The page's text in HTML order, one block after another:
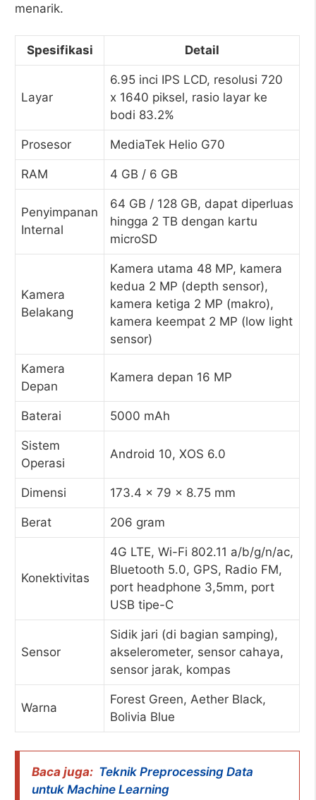
menarik.
Spesifikasi Detail
Layar
6.95 inci IPS LCD, resolusi 720
x 1640 piksel, rasio layar ke
bodi 83.2%
Prosesor MediaTek Helio G70
RAM 4 GB / 6 GB
Penyimpanan
Internal
64 GB / 128 GB, dapat diperluas
hingga 2 TB dengan kartu
microSD
Kamera
Belakang
Kamera utama 48 MP, kamera
kedua 2 MP (depth sensor),
kamera ketiga 2 MP (makro),
kamera keempat 2 MP (low light
sensor)
Kamera
Depan
Kamera depan 16 MP
Baterai 5000 mAh
Sistem
Operasi
Android 10, XOS 6.0
Dimensi 173.4 x 79 x 8.75 mm
Berat 206 gram
Konektivitas
4G LTE, Wi-Fi 802.11 a/b/g/n/ac,
Bluetooth 5.0, GPS, Radio FM,
port headphone 3,5mm, port
USB tipe-C
Sensor
Sidik jari (di bagian samping),
akselerometer, sensor cahaya,
sensor jarak, kompas
Warna
Forest Green, Aether Black,
Bolivia Blue
Baca juga: Teknik Preprocessing Data
untuk Machine Learning